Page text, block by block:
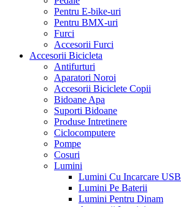
Pentru E-bike-uri
Pentru BMX-uri
Furci
Accesorii Furci
Accesorii Bicicleta
Antifurturi
Aparatori Noroi
Accesorii Biciclete Copii
Bidoane Apa
Suporti Bidoane
Produse Intretinere
Ciclocomputere
Pompe
Cosuri
Lumini
Lumini Cu Incarcare USB
Lumini Pe Baterii
Lumini Pentru Dinam